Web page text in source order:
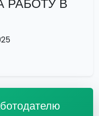
РАБОТУ В